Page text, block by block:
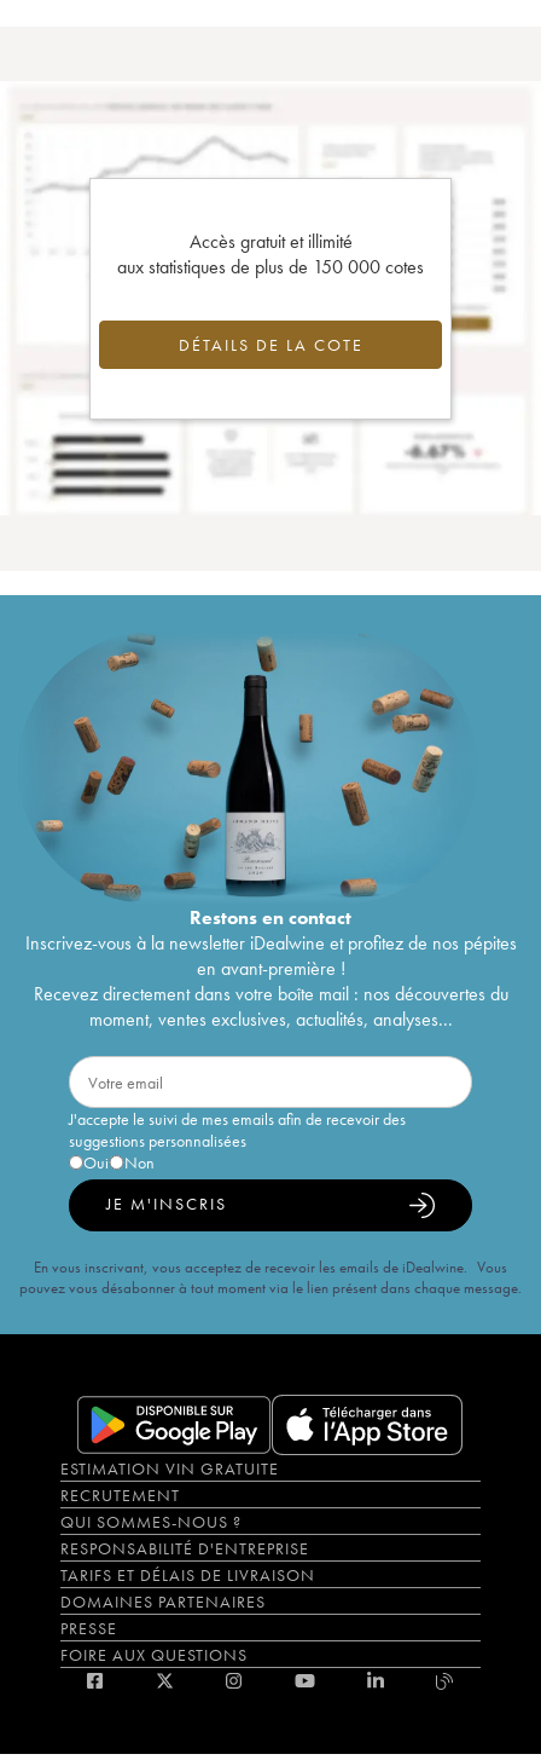
Accès gratuit et illimité
aux statistiques de plus de 150 000 cotes
DÉTAILS DE LA COTE
Restons encontact
Inscrivez-vous à la newsletter iDealwine et profitez de nos pépites
en avant-première !
Recevez directement dans votre boîte mail : nos découvertes du
moment, ventes exclusives, actualités, analyses...
J'accepte le suivi de mes emails afin de recevoir des
suggestions personnalisées
Oui
Non
JE M'INSCRIS
En vous inscrivant, vous acceptez de recevoir les emails de iDealwine. Vous
pouvez vous désabonner à tout moment via le lien présent dans chaque message.
ESTIMATION VIN GRATUITE
RECRUTEMENT
QUI SOMMES-NOUS ?
RESPONSABILITÉ D'ENTREPRISE
TARIFS ET DÉLAIS DE LIVRAISON
DOMAINES PARTENAIRES
PRESSE
FOIRE AUX QUESTIONS